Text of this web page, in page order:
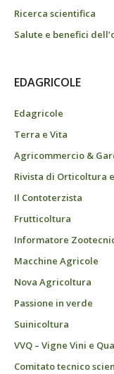
Ricerca scientifica
Salute e benefici
EDAGRICOLE
Edagricole
Terra e Vita
Agricommercio &
Rivista di Orticoltura
Il Contoterzista
Frutticoltura
Informatore
Macchine Agricole
Nova Agricoltura
Passione in verde
Suinicoltura
VVQ – Vigne Vini e
Comitato tecnico